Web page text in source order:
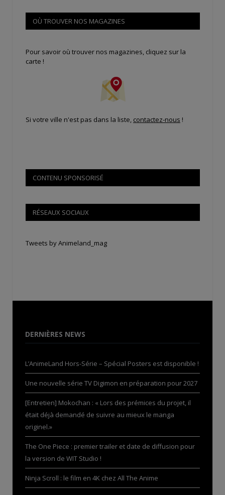
OÙ TROUVER NOS MAGAZINES
Pour savoir où trouver nos magazines, cliquez sur la
carte !
Si votre ville n'est pas dans la liste, contactez-nous !
CONTENU SPONSORISÉ
RÉSEAUX SOCIAUX
Tweets by Animeland_mag
DERNIÈRES NEWS
L’AnimeLand Hors-Série – Spécial Posters est disponible !
Une nouvelle série TV Digimon en préparation pour 2027
[Entretien] Mokochan : « Lors des prémices du projet, il
était déjà demandé de suivre au mieux le manga
originel.»
The One Piece : premier trailer et date de diffusion pour
la version de WIT Studio !
Ninja Scroll : le film en 4K chez All The Anime